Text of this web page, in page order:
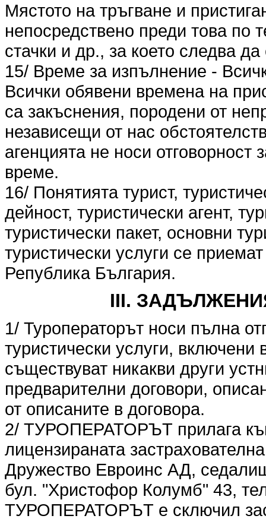
Мястото на тръгване и
непосредствено преди това по
стачки и др., за което следва
15/ Време за изпълнение -
Всички обявени времена на
са закъснения, породени от
независещи от нас
агенцията не носи отговорност
време.
16/ Понятията турист,
дейност, туристически агент,
туристически пакет, основни
туристически услуги се
Република България.
III.
1/ Туроператорът носи пълна
туристически услуги,
съществуват никакви други
предварителни договори,
от описаните в договора.
2/ ТУРОПЕРАТОРЪТ прилага
лицензираната
Дружество Евроинс АД,
бул. "Христофор Колумб" 43,
ТУРОПЕРАТОРЪТ е сключил